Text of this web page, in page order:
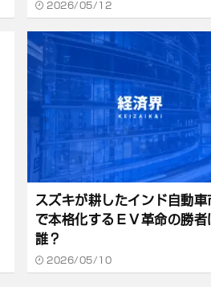
2026/05/12
スズキが耕したインド自動車
で本格化するＥＶ革命の勝者
誰？
2026/05/10